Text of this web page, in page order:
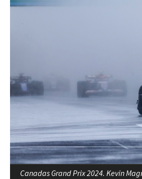
Canadas Grand Prix 2024. Kevin